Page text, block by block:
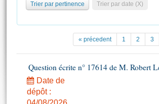
Pétitions
Projets de loi
Propositions de loi
Amendements
Statistiques et chiffres clés
Documents de référence
( Constitution | Règlement de l'Assemblée ... )
Histoire
Juniors
La Bibliothèque
Contacts et plan d'accès
Photos libres de droit
Trier par pertinence Trier par date (X)
« précedent 1 2 3
Question écrite n° 17614 de M. Robert
Date de
dépôt :